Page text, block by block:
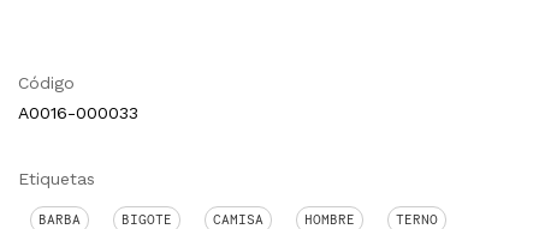
Código
A0016-000033
Etiquetas
BARBA BIGOTE CAMISA HOMBRE TERNO